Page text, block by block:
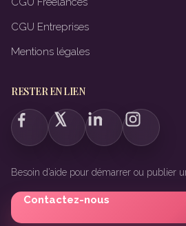
CGU Entreprises
Mentions légales
RESTER EN LIEN
Besoin d’aide pour démarrer ou publier
Contactez-nous